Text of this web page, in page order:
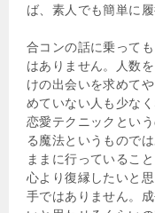
ば、素人でも簡単に
合コンの話に乗って
はありません。人数
けの出会いを求めて
めていない人も少なく
恋愛テクニックとい
る魔法というもので
ままに行っているこ
心より復縁したいと
手ではありません。